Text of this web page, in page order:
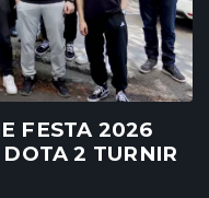
FESTA 2026
2 TURNIR
7, 2026